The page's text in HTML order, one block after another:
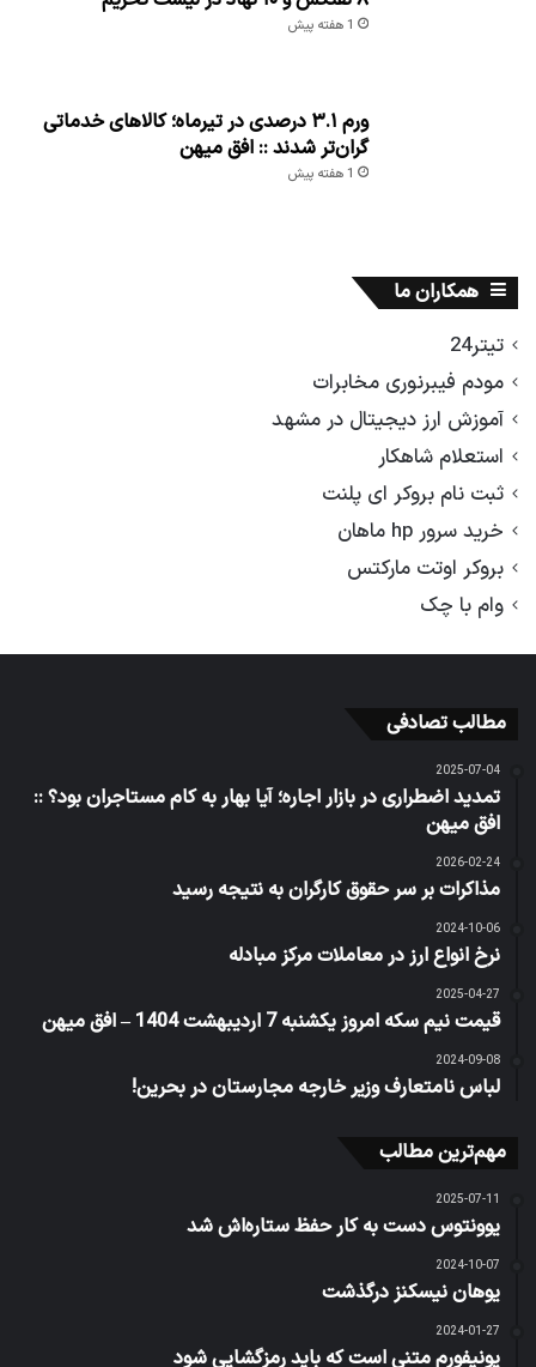
1 هفته پیش
ورم ۳.۱ درصدی در تیرماه؛ کالاهای خدماتی
گران‌تر شدند :: افق میهن
1 هفته پیش
همکاران ما
تیتر24
مودم فیبرنوری مخابرات
آموزش ارز دیجیتال در مشهد
استعلام شاهکار
ثبت نام بروکر ای پلنت
خرید سرور hp ماهان
بروکر اوتت مارکتس
وام با چک
مطالب تصادفی
2025-07-04
تمدید اضطراری در بازار اجاره؛ آیا بهار به کام مستاجران بود؟ ::
افق میهن
2026-02-24
مذاکرات بر سر حقوق کارگران به نتیجه رسید
2024-10-06
نرخ انواع ارز در معاملات مرکز مبادله
2025-04-27
قیمت نیم سکه امروز یکشنبه 7 اردیبهشت 1404 – افق میهن
2024-09-08
لباس نامتعارف وزیر خارجه مجارستان در بحرین!
مهم‌ترین مطالب
2025-07-11
یوونتوس دست به کار حفظ ستاره‌اش شد
2024-10-07
یوهان نیسکنز درگذشت
2024-01-27
یونیفورم متنی است که باید رمزگشایی شود